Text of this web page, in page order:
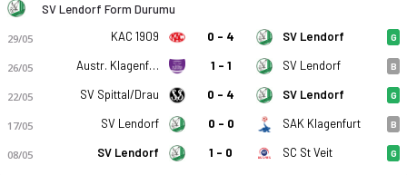
SV Lendorf Form Durumu
29/05 KAC 1909 0 - 4 SV Lendorf G
26/05 Austr. Klagenfurt Am 1 - 1 SV Lendorf B
22/05 SV Spittal/Drau 0 - 4 SV Lendorf G
17/05 SV Lendorf 0 - 0 SAK Klagenfurt B
08/05 SV Lendorf 1 - 0 SC St Veit G